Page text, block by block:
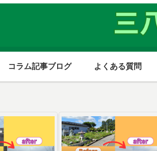
コラム記事ブログ よくある質問